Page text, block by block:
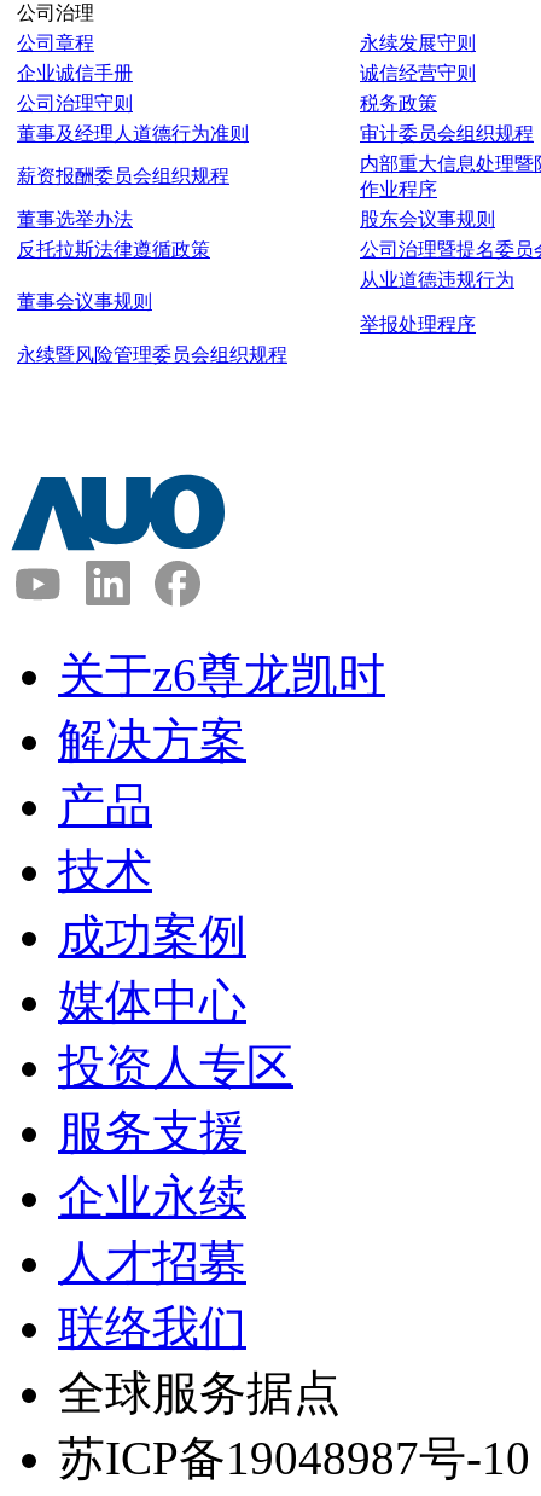
公司治理
公司章程
永续发展守则
企业诚信手册
诚信经营守则
公司治理守则
税务政策
董事及经理人道德行为准则
审计委员会组织规程
薪资报酬委员会组织规程
内部重大信息处理
作业程序
董事选举办法
股东会议事规则
反托拉斯法律遵循政策
公司治理暨提名委员
董事会议事规则
从业道德违规行为
举报处理程序
永续暨风险管理委员会组织规程
关于z6尊龙凯时
解决方案
产品
技术
成功案例
媒体中心
投资人专区
服务支援
企业永续
人才招募
联络我们
全球服务据点
苏ICP备19048987号-10